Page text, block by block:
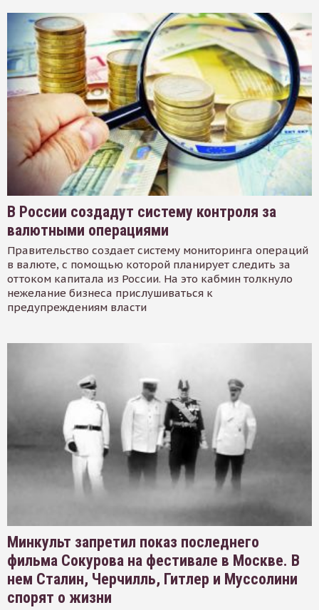
В России создадут систему контроля за
валютными операциями
Правительство создает систему мониторинга операций
в валюте, с помощью которой планирует следить за
оттоком капитала из России. На это кабмин толкнуло
нежелание бизнеса прислушиваться к
предупреждениям власти
Минкульт запретил показ последнего
фильма Сокурова на фестивале в Москве. В
нем Сталин, Черчилль, Гитлер и Муссолини
спорят о жизни